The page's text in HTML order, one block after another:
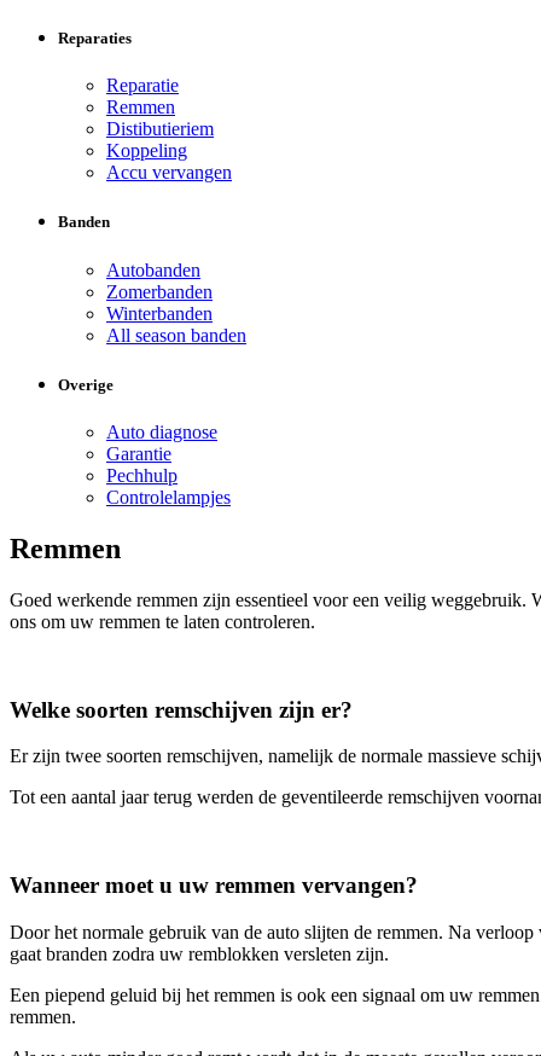
Reparaties
Reparatie
Remmen
Distibutieriem
Koppeling
Accu vervangen
Banden
Autobanden
Zomerbanden
Winterbanden
All season banden
Overige
Auto diagnose
Garantie
Pechhulp
Controlelampjes
Remmen
Goed werkende remmen zijn essentieel voor een veilig weggebruik.
ons om uw remmen te laten controleren.
Welke soorten remschijven zijn er?
Er zijn twee soorten remschijven, namelijk de normale massieve
Tot een aantal jaar terug werden de geventileerde remschijven
Wanneer moet u uw remmen vervangen?
Door het normale gebruik van de auto slijten de remmen. Na
gaat branden zodra uw remblokken versleten zijn.
Een piepend geluid bij het remmen is ook een signaal om uw
remmen.